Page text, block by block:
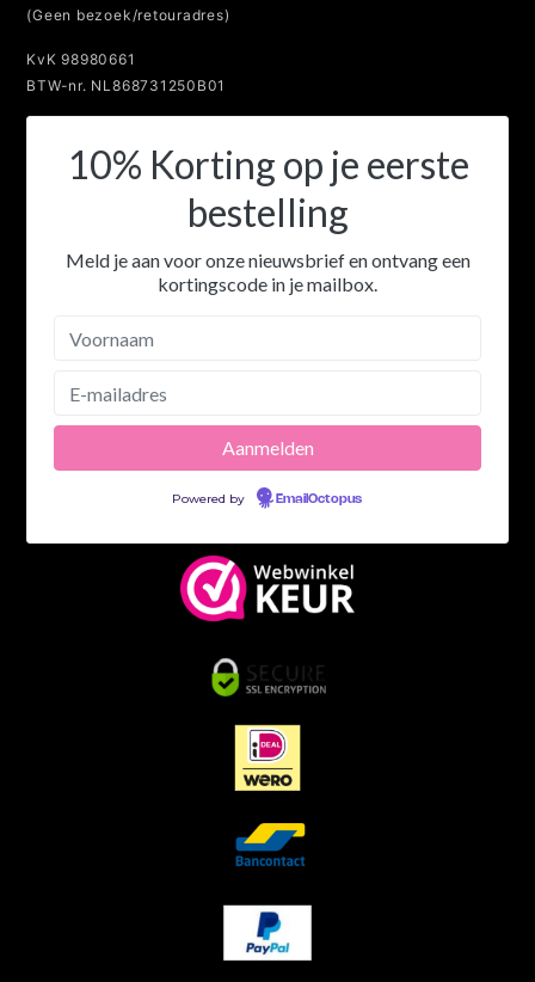
(Geen bezoek/retouradres)
KvK 98980661
BTW-nr. NL868731250B01
10% Korting op je eerste
bestelling
Meld je aan voor onze nieuwsbrief en ontvang een
kortingscode in je mailbox.
Powered by EmailOctopus